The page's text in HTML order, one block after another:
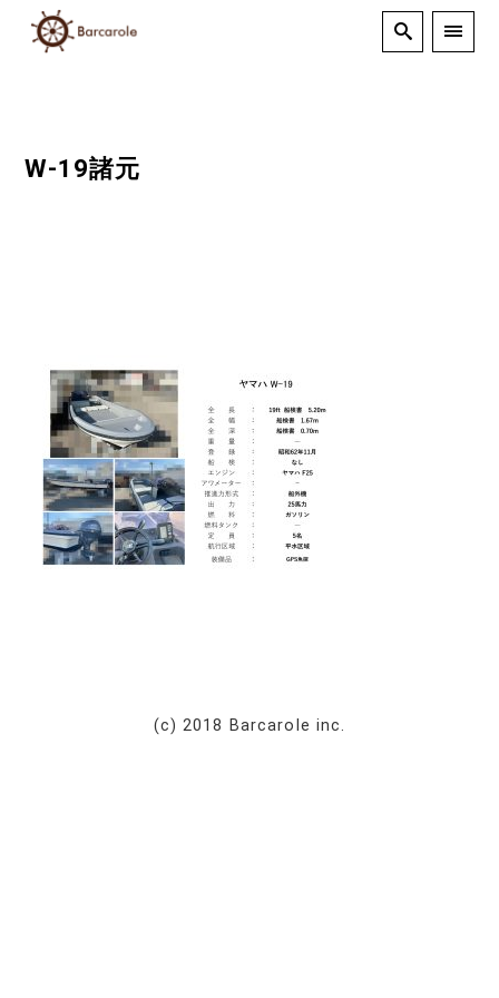
W-19諸元
(c) 2018 Barcarole inc.